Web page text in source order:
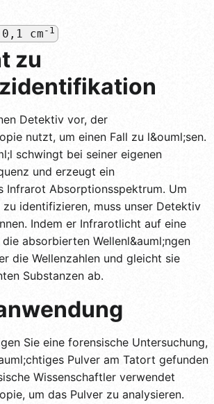
cm -1
zu
Detektiv vor, der
nutzt, um einen Fall zu l&ouml;sen.
schwingt bei seiner eigenen
und erzeugt ein
Infrarot Absorptionsspektrum. Um
zu identifizieren, muss unser Detektiv
Indem er Infrarotlicht auf eine
absorbierten Wellenl&auml;ngen
die Wellenzahlen und gleicht sie
Substanzen ab.
Sie eine forensische Untersuchung,
Pulver am Tatort gefunden
Wissenschaftler verwendet
um das Pulver zu analysieren.